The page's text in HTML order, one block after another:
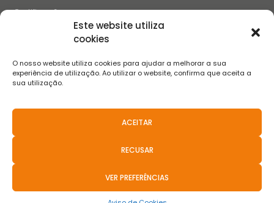
Este website utiliza
cookies
O nosso website utiliza cookies para ajudar a melhorar a sua
experiência de utilização. Ao utilizar o website, confirma que aceita a
sua utilização.
ACEITAR
RECUSAR
VER PREFERÊNCIAS
Certificações
SIGA-NOS
Aviso de Privacidade
Resolução Aternativa de Litígios
Basicamente.pt